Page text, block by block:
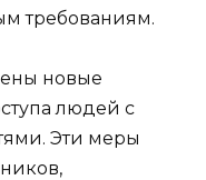
требованиям.
новые
людей с
Эти меры